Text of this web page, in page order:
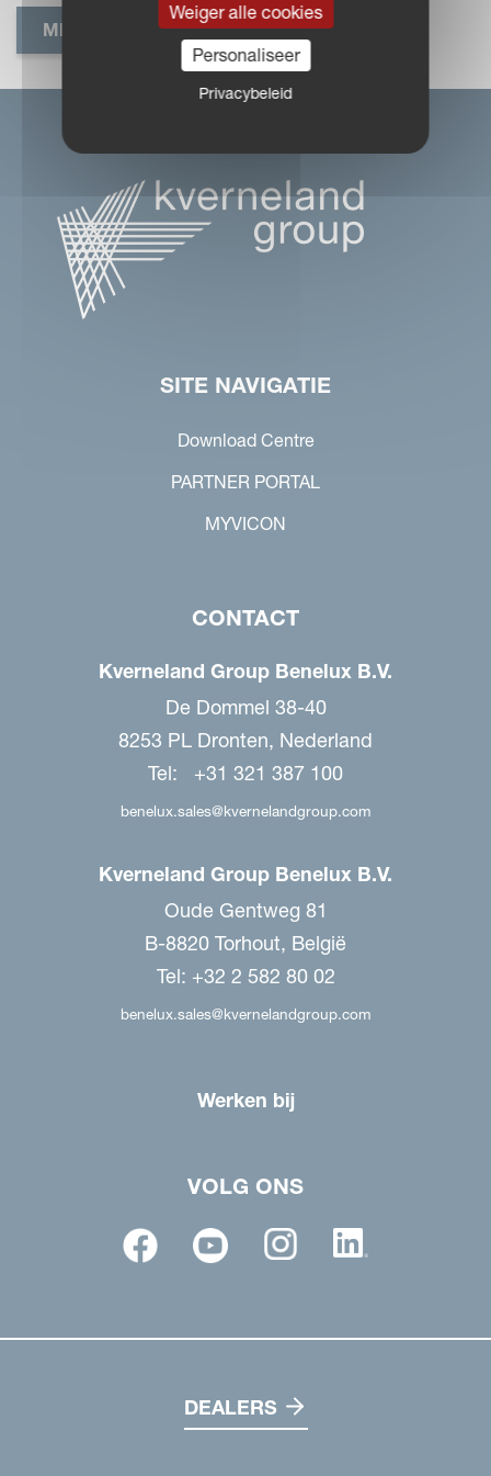
MEER INFORMATIE
SITE NAVIGATIE
Download Centre
PARTNER PORTAL
MYVICON
CONTACT
Kverneland Group Benelux B.V.
De Dommel 38-40
8253 PL Dronten, Nederland
Tel: +31 321 387 100
benelux.sales@kvernelandgroup.com
Kverneland Group Benelux B.V.
Oude Gentweg 81
B-8820 Torhout, België
Tel: +32 2 582 80 02
benelux.sales@kvernelandgroup.com
Werken bij
VOLG ONS
DEALERS
Weiger alle cookies
Personaliseer
Privacybeleid